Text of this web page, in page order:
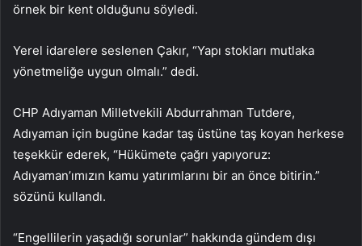
örnek bir kent olduğunu söyledi.
Yerel idarelere seslenen Çakır, “Yapı stokları mutlaka
yönetmeliğe uygun olmalı.” dedi.
CHP Adıyaman Milletvekili Abdurrahman Tutdere,
Adıyaman için bugüne kadar taş üstüne taş koyan herkese
teşekkür ederek, “Hükümete çağrı yapıyoruz:
Adıyaman’ımızın kamu yatırımlarını bir an önce bitirin.”
sözünü kullandı.
“Engellilerin yaşadığı sorunlar” hakkında gündem dışı